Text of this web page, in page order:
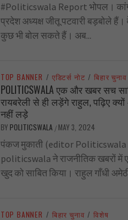
#Politicswala Report भोपल।
प्रदेश अध्यक्ष जीतू पटवारी बड़बोले हैं।
कुछ भी बोल सकते हैं। अब...
TOP BANNER / एडिटर्स नोट / बिहार चुनाव
POLITICSWALA एक और खबर सच
रायबरेली से ही लड़ेंगे राहुल, पढ़िए
नहीं लड़े
BY POLITICSWALA / MAY 3, 2024
पंकज मुकाती (editor Politicswala
politicswala ने राजनीतिक खबरों में
खुद को साबित किया। राहुल गाँधी
TOP BANNER / बिहार चुनाव / विशेष